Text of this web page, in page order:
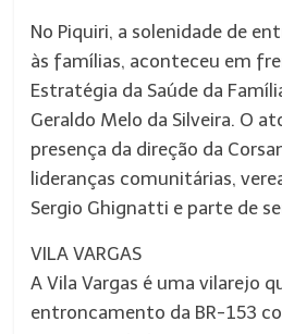
No Piquiri, a solenidade de
às famílias, aconteceu em
Estratégia da Saúde da
Geraldo Melo da Silveira. O
presença da direção da
lideranças comunitárias,
Sergio Ghignatti e parte de
VILA VARGAS
A Vila Vargas é uma vilarejo
entroncamento da BR-153